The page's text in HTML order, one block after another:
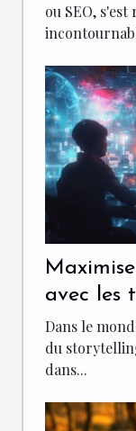
ou SEO,
avec les
Dans le
du
dans...